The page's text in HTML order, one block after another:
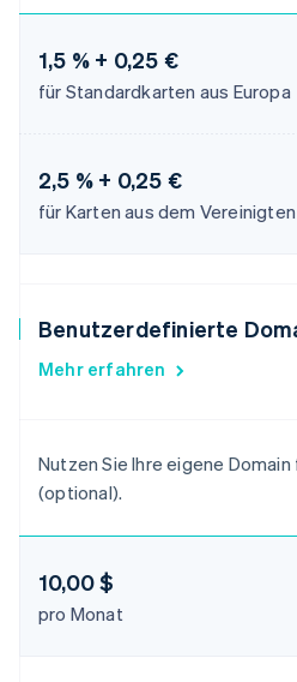
1,5 % + 0,25 €
für Standardkarten aus Europa
2,5 % + 0,25 €
für Karten aus dem
Benutzerdefinierte
Mehr erfahren
Nutzen Sie Ihre eigene
(optional).
10,00 $
pro Monat